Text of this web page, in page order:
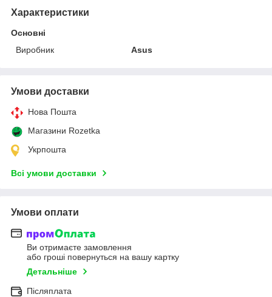
Характеристики
Основні
Виробник
Asus
Умови доставки
Нова Пошта
Магазини Rozetka
Укрпошта
Всі умови доставки
Умови оплати
Ви отримаєте замовлення
або гроші повернуться на вашу картку
Детальніше
Післяплата